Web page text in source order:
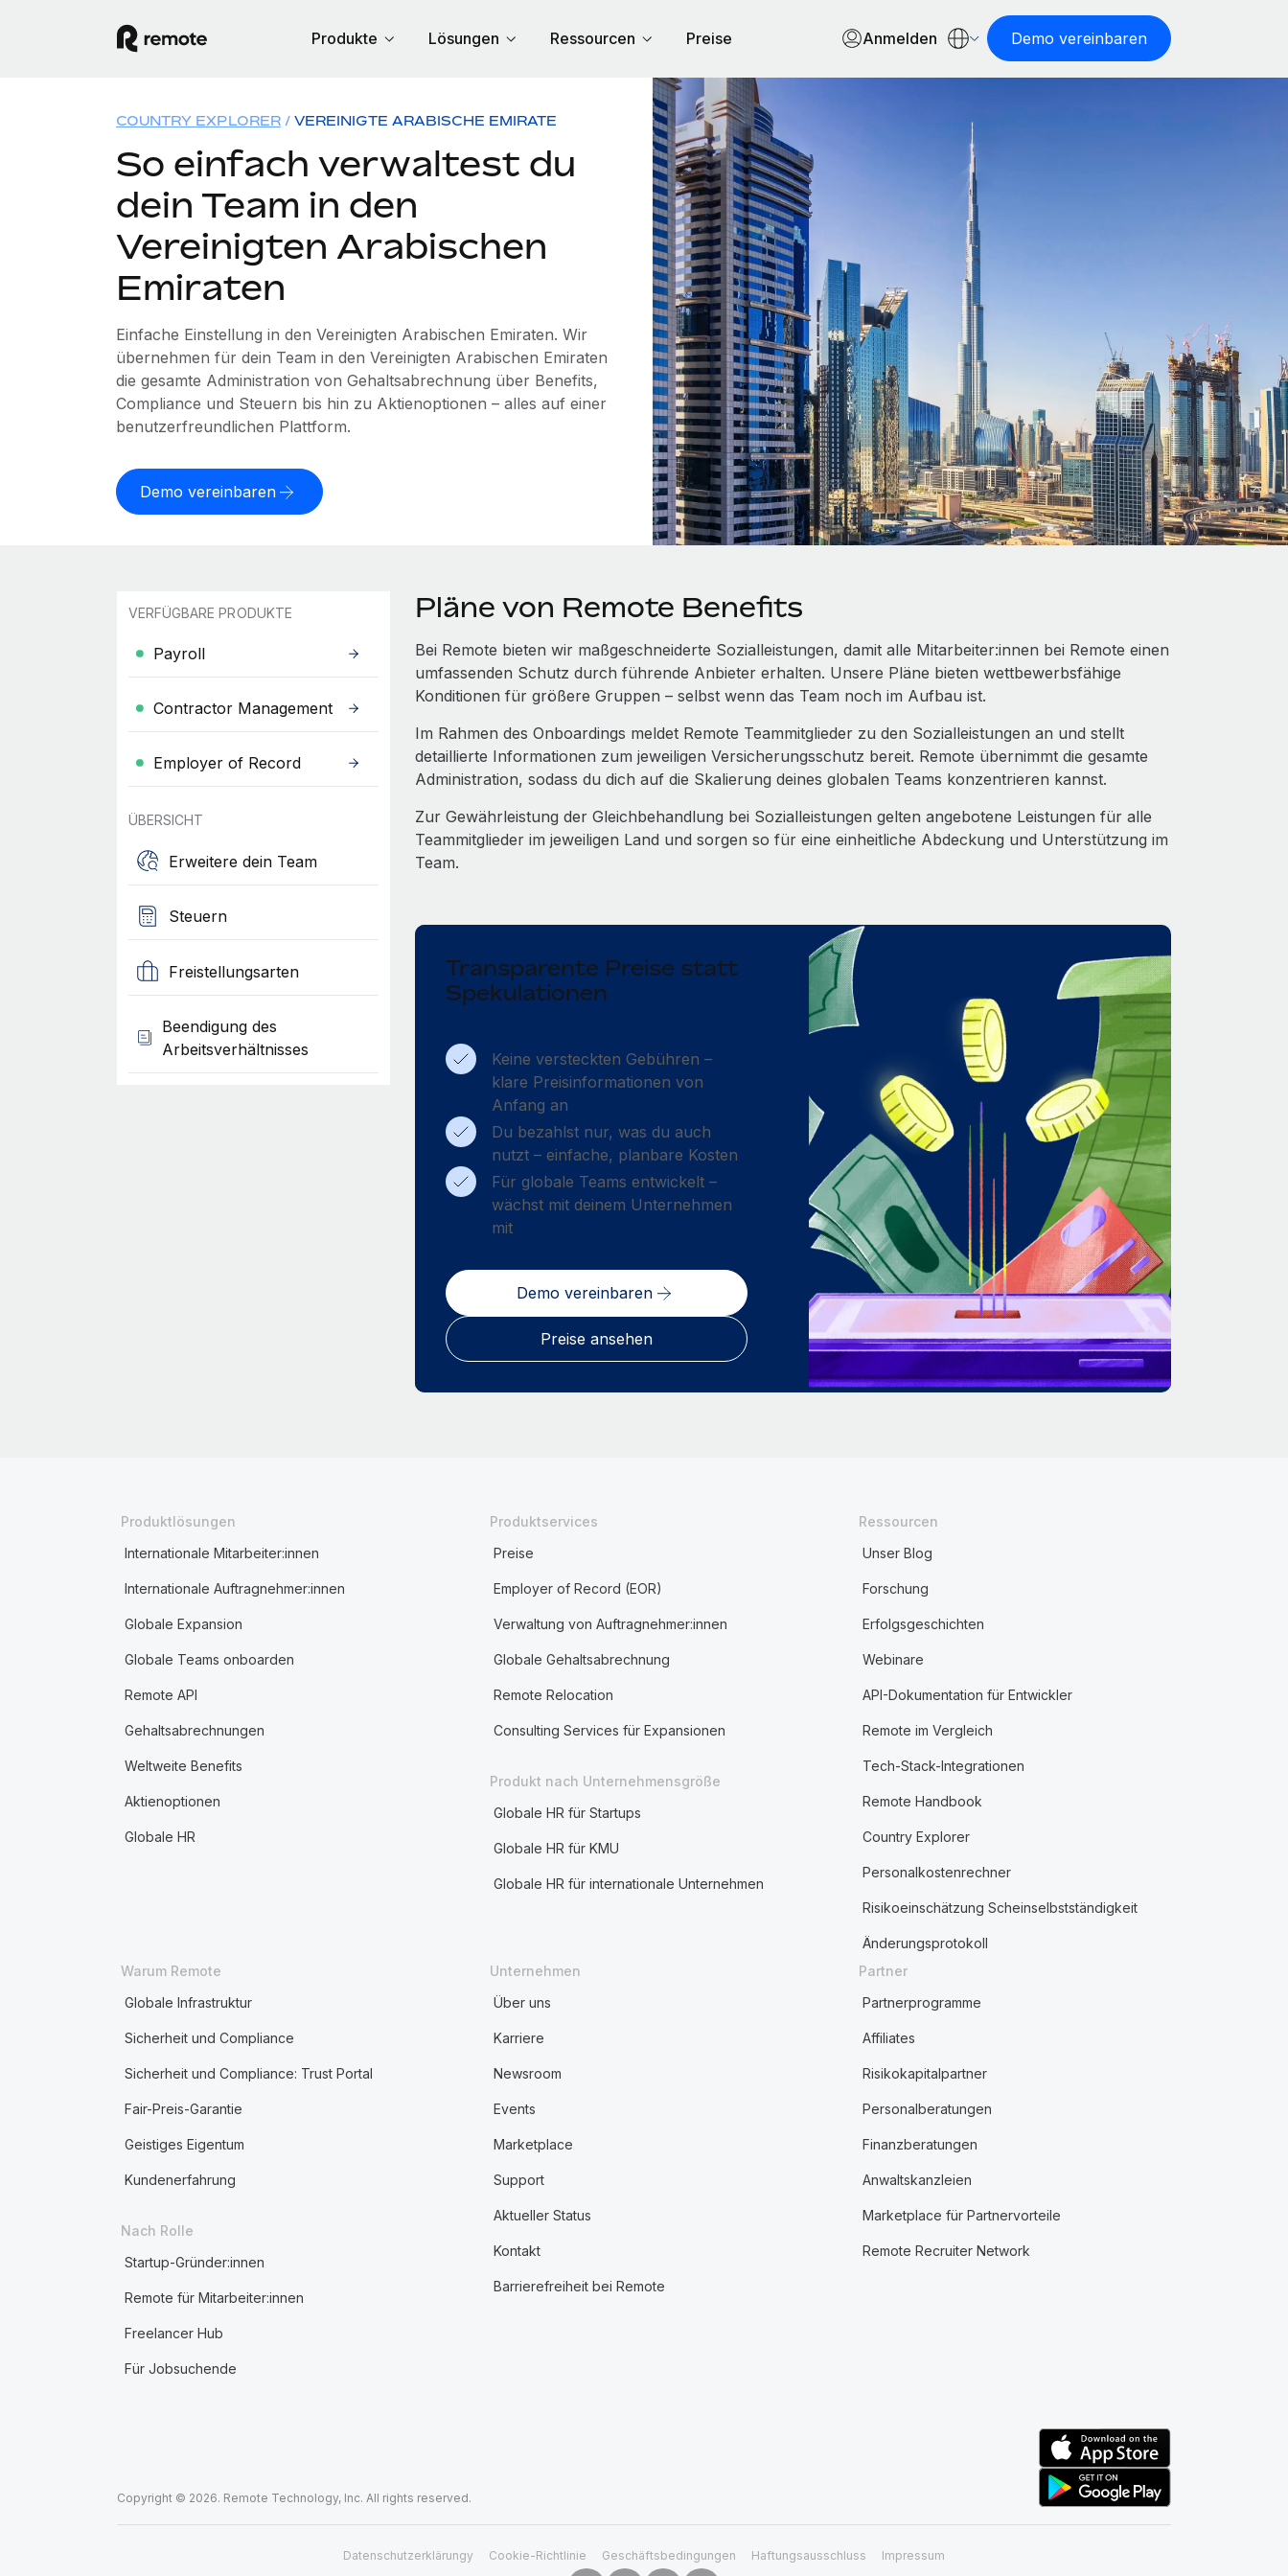
Produkte Lösungen Ressourcen Preise Anmelden Demo vereinbaren
COUNTRY EXPLORER VEREINIGTE ARABISCHE EMIRATE
So einfach verwaltest du
dein Team in den
Vereinigten Arabischen
Emiraten
Einfache Einstellung in den Vereinigten Arabischen Emiraten. Wir
übernehmen für dein Team in den Vereinigten Arabischen Emiraten
die gesamte Administration von Gehaltsabrechnung über Benefits,
Compliance und Steuern bis hin zu Aktienoptionen – alles auf einer
benutzerfreundlichen Plattform.
Demo vereinbaren
VERFÜGBARE PRODUKTE
Payroll
Contractor Management
Employer of Record
ÜBERSICHT
Erweitere dein Team
Steuern
Freistellungsarten
Beendigung des
Arbeitsverhältnisses
Pläne von Remote Benefits
Bei Remote bieten wir maßgeschneiderte Sozialleistungen, damit alle Mitarbeiter:innen bei Remote einen
umfassenden Schutz durch führende Anbieter erhalten. Unsere Pläne bieten wettbewerbsfähige
Konditionen für größere Gruppen – selbst wenn das Team noch im Aufbau ist.
Im Rahmen des Onboardings meldet Remote Teammitglieder zu den Sozialleistungen an und stellt
detaillierte Informationen zum jeweiligen Versicherungsschutz bereit. Remote übernimmt die gesamte
Administration, sodass du dich auf die Skalierung deines globalen Teams konzentrieren kannst.
Zur Gewährleistung der Gleichbehandlung bei Sozialleistungen gelten angebotene Leistungen für alle
Teammitglieder im jeweiligen Land und sorgen so für eine einheitliche Abdeckung und Unterstützung im
Team.
Transparente Preise statt
Spekulationen
Keine versteckten Gebühren –
klare Preisinformationen von
Anfang an
Du bezahlst nur, was du auch
nutzt – einfache, planbare Kosten
Für globale Teams entwickelt –
wächst mit deinem Unternehmen
mit
Demo vereinbaren
Preise ansehen
Produktlösungen
Internationale Mitarbeiter:innen
Internationale Auftragnehmer:innen
Globale Expansion
Globale Teams onboarden
Remote API
Gehaltsabrechnungen
Weltweite Benefits
Aktienoptionen
Globale HR
Produktservices
Preise
Employer of Record (EOR)
Verwaltung von Auftragnehmer:innen
Globale Gehaltsabrechnung
Remote Relocation
Consulting Services für Expansionen
Produkt nach Unternehmensgröße
Globale HR für Startups
Globale HR für KMU
Globale HR für internationale Unternehmen
Ressourcen
Unser Blog
Forschung
Erfolgsgeschichten
Webinare
API-Dokumentation für Entwickler
Remote im Vergleich
Tech-Stack-Integrationen
Remote Handbook
Country Explorer
Personalkostenrechner
Risikoeinschätzung Scheinselbstständigkeit
Änderungsprotokoll
Warum Remote
Globale Infrastruktur
Sicherheit und Compliance
Sicherheit und Compliance: Trust Portal
Fair-Preis-Garantie
Geistiges Eigentum
Kundenerfahrung
Nach Rolle
Startup-Gründer:innen
Remote für Mitarbeiter:innen
Freelancer Hub
Für Jobsuchende
Unternehmen
Über uns
Karriere
Newsroom
Events
Marketplace
Support
Aktueller Status
Kontakt
Barrierefreiheit bei Remote
Partner
Partnerprogramme
Affiliates
Risikokapitalpartner
Personalberatungen
Finanzberatungen
Anwaltskanzleien
Marketplace für Partnervorteile
Remote Recruiter Network
Copyright © 2026. Remote Technology, Inc. All rights reserved.
Datenschutzerklärungy Cookie-Richtlinie Geschäftsbedingungen Haftungsausschluss Impressum